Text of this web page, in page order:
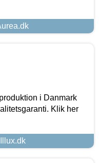
i Danmark
Klik her